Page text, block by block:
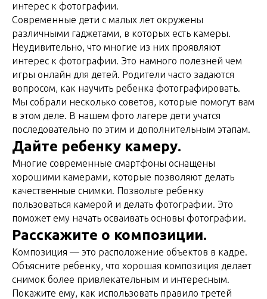
интерес к фотографии.
Современные дети с малых лет окружены
различными гаджетами, в которых есть камеры.
Неудивительно, что многие из них проявляют
интерес к фотографии. Это намного полезней чем
игры онлайн для детей. Родители часто задаются
вопросом, как научить ребенка фотографировать.
Мы собрали несколько советов, которые помогут вам
в этом деле. В нашем фото лагере дети учатся
последовательно по этим и дополнительным этапам.
Дайте ребенку камеру.
Многие современные смартфоны оснащены
хорошими камерами, которые позволяют делать
качественные снимки. Позвольте ребенку
пользоваться камерой и делать фотографии. Это
поможет ему начать осваивать основы фотографии.
Расскажите о композиции.
Композиция — это расположение объектов в кадре.
Объясните ребенку, что хорошая композиция делает
снимок более привлекательным и интересным.
Покажите ему, как использовать правило третей